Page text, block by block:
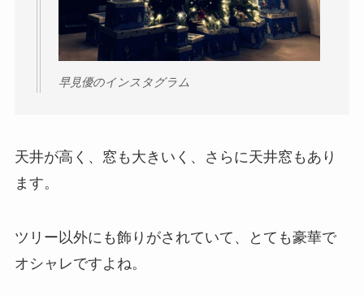
早見優のインスタグラム
天井が高く、窓も大きいく、さらに天井窓もあり
ます。
ツリー以外にも飾りがされていて、とても豪華で
オシャレですよね。